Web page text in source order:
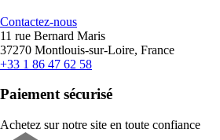
Contactez-nous
11 rue Bernard Maris
37270 Montlouis-sur-Loire, France
+33 1 86 47 62 58
Paiement sécurisé
Achetez sur notre site en toute confiance